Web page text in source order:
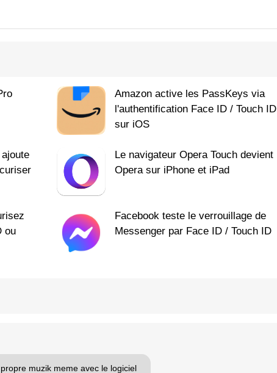
Amazon active les PassKeys via
l'authentification Face ID / Touch ID
sur iOS
Le navigateur Opera Touch devient
Opera sur iPhone et iPad
ou
Facebook teste le verrouillage de
Messenger par Face ID / Touch ID
muzik meme avec le logiciel